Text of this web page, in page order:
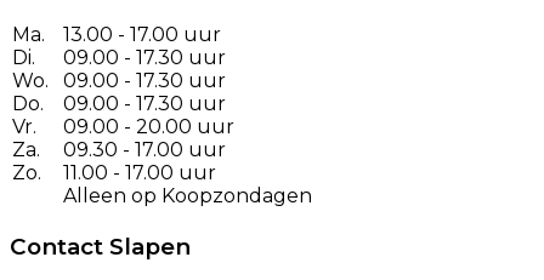
Ma.
Di.
Wo.
Do.
Vr.
Za.
Zo.
13.00 - 17.00 uur
09.00 - 17.30 uur
09.00 - 17.30 uur
09.00 - 17.30 uur
09.00 - 20.00 uur
09.30 - 17.00 uur
11.00 - 17.00 uur
Alleen op Koopzondagen
Contact Slapen